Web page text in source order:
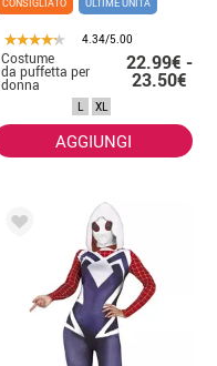
CONSIGLIATO
ULTIME UNITÀ
4.34/5.00
Costume
da puffetta per
donna
22.99€ -
23.50€
L XL
AGGIUNGI